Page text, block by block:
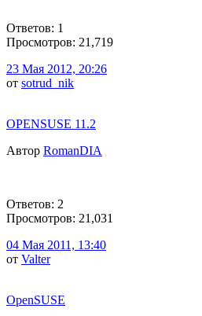
Ответов: 1
Просмотров: 21,719
23 Мая 2012, 20:26
от sotrud_nik
OPENSUSE 11.2
Автор RomanDIA
Ответов: 2
Просмотров: 21,031
04 Мая 2011, 13:40
от Valter
OpenSUSE